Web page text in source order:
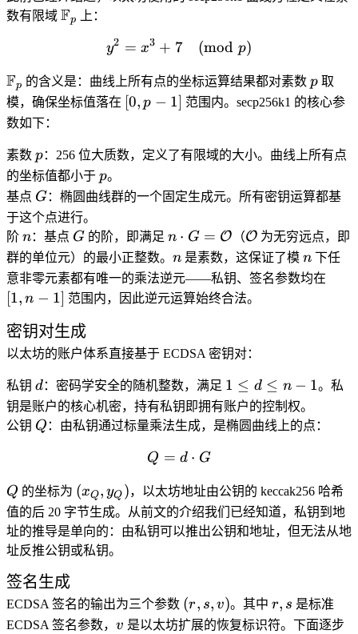
数有限域 \mathbb{F}_p
Fp 上：
y^2 = x^3 + 7 \pmod{p}
y2 = x3 + 7 (mod p)
\mathbb{F}_p
Fp 的含义是：曲线上所有点的坐标运算结果都对素数 p
p 取
模，确保坐标值落在 [0,
[0, p − 1] 范围内。secp256k1 的核心参
数如下：
素数 p
p：256 位大质数，定义了有限域的大小。曲线上所有点
的坐标值都小于 p
p。
基点 G
G ：椭圆曲线群的一个固定生成元。所有密钥运算都基
于这个点进行。
阶 n
n：基点 G
G 的阶，即满足 n \cdot G =
\mathcal{O}
n ⋅ G = O （\mathcal{O}
O 为无穷远点，即
群的单位元）的最小正整数。 n
n 是素数，这保证了模 n
n 下任
意非零元素都有唯一的乘法逆元——私钥、签名参数均在
[1, n − 1] 范围内，因此逆元运算始终合法。
密钥对生成
以太坊的账户体系直接基于 ECDSA 密钥对：
私钥 d
d：密码学安全的随机整数，满足 1
\leq
d
1 ≤ d ≤ n − 1。私
钥是账户的核心机密，持有私钥即拥有账户的控制权。
公钥 Q
Q ：由私钥通过标量乘法生成，是椭圆曲线上的点：
Q = d \cdot G
Q = d ⋅ G
Q
Q 的坐标为 (x_Q,
y_Q)
(xQ, yQ )，以太坊地址由公钥的 keccak256 哈希
值的后 20 字节生成。从前文的介绍我们已经知道，私钥到地
址的推导是单向的：由私钥可以推出公钥和地址，但无法从地
址反推公钥或私钥。
签名生成
ECDSA 签名的输出为三个参数 (r,
s,
(r, s, v)。其中 r,
s
r, s 是标准
ECDSA 签名参数， v
v 是以太坊扩展的恢复标识符。下面逐步